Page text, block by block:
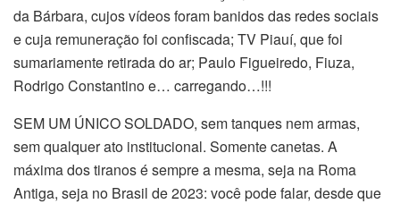
da Bárbara, cujos vídeos foram banidos das redes sociais
e cuja remuneração foi confiscada; TV Piauí, que foi
sumariamente retirada do ar; Paulo Figueiredo, Fiuza,
Rodrigo Constantino e… carregando…!!!
SEM UM ÚNICO SOLDADO, sem tanques nem armas,
sem qualquer ato institucional. Somente canetas. A
máxima dos tiranos é sempre a mesma, seja na Roma
Antiga, seja no Brasil de 2023: você pode falar, desde que